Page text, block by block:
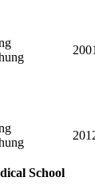
School